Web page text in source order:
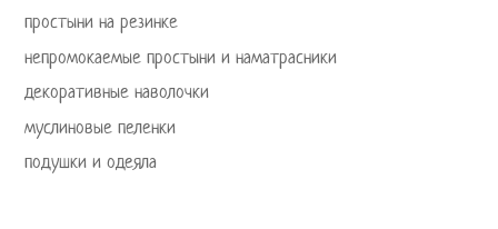
простыни на резинке
непромокаемые простыни и наматрасники
декоративные наволочки
муслиновые пеленки
подушки и одеяла